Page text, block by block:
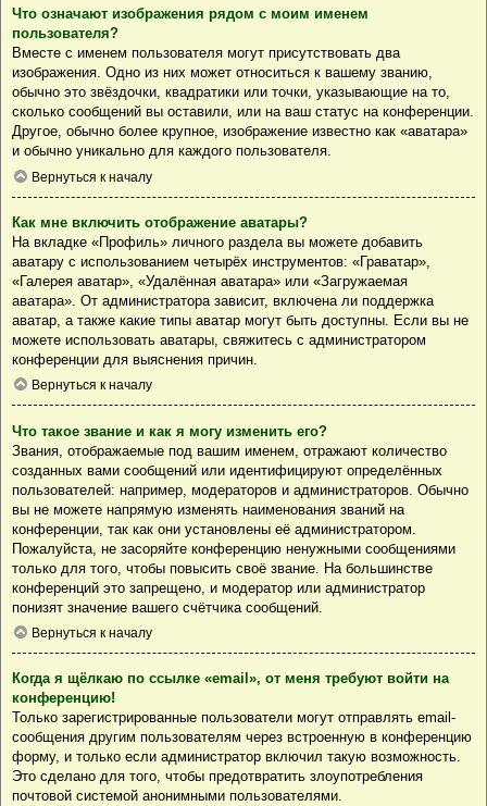
Что означают изображения рядом с моим именем
пользователя?
Вместе с именем пользователя могут присутствовать два
изображения. Одно из них может относиться к вашему званию,
обычно это звёздочки, квадратики или точки, указывающие на то,
сколько сообщений вы оставили, или на ваш статус на конференции.
Другое, обычно более крупное, изображение известно как «аватара»
и обычно уникально для каждого пользователя.
Вернуться к началу
Как мне включить отображение аватары?
На вкладке «Профиль» личного раздела вы можете добавить
аватару с использованием четырёх инструментов: «Граватар»,
«Галерея аватар», «Удалённая аватара» или «Загружаемая
аватара». От администратора зависит, включена ли поддержка
аватар, а также какие типы аватар могут быть доступны. Если вы не
можете использовать аватары, свяжитесь с администратором
конференции для выяснения причин.
Вернуться к началу
Что такое звание и как я могу изменить его?
Звания, отображаемые под вашим именем, отражают количество
созданных вами сообщений или идентифицируют определённых
пользователей: например, модераторов и администраторов. Обычно
вы не можете напрямую изменять наименования званий на
конференции, так как они установлены её администратором.
Пожалуйста, не засоряйте конференцию ненужными сообщениями
только для того, чтобы повысить своё звание. На большинстве
конференций это запрещено, и модератор или администратор
понизят значение вашего счётчика сообщений.
Вернуться к началу
Когда я щёлкаю по ссылке «email», от меня требуют войти на
конференцию!
Только зарегистрированные пользователи могут отправлять email-
сообщения другим пользователям через встроенную в конференцию
форму, и только если администратор включил такую возможность.
Это сделано для того, чтобы предотвратить злоупотребления
почтовой системой анонимными пользователями.